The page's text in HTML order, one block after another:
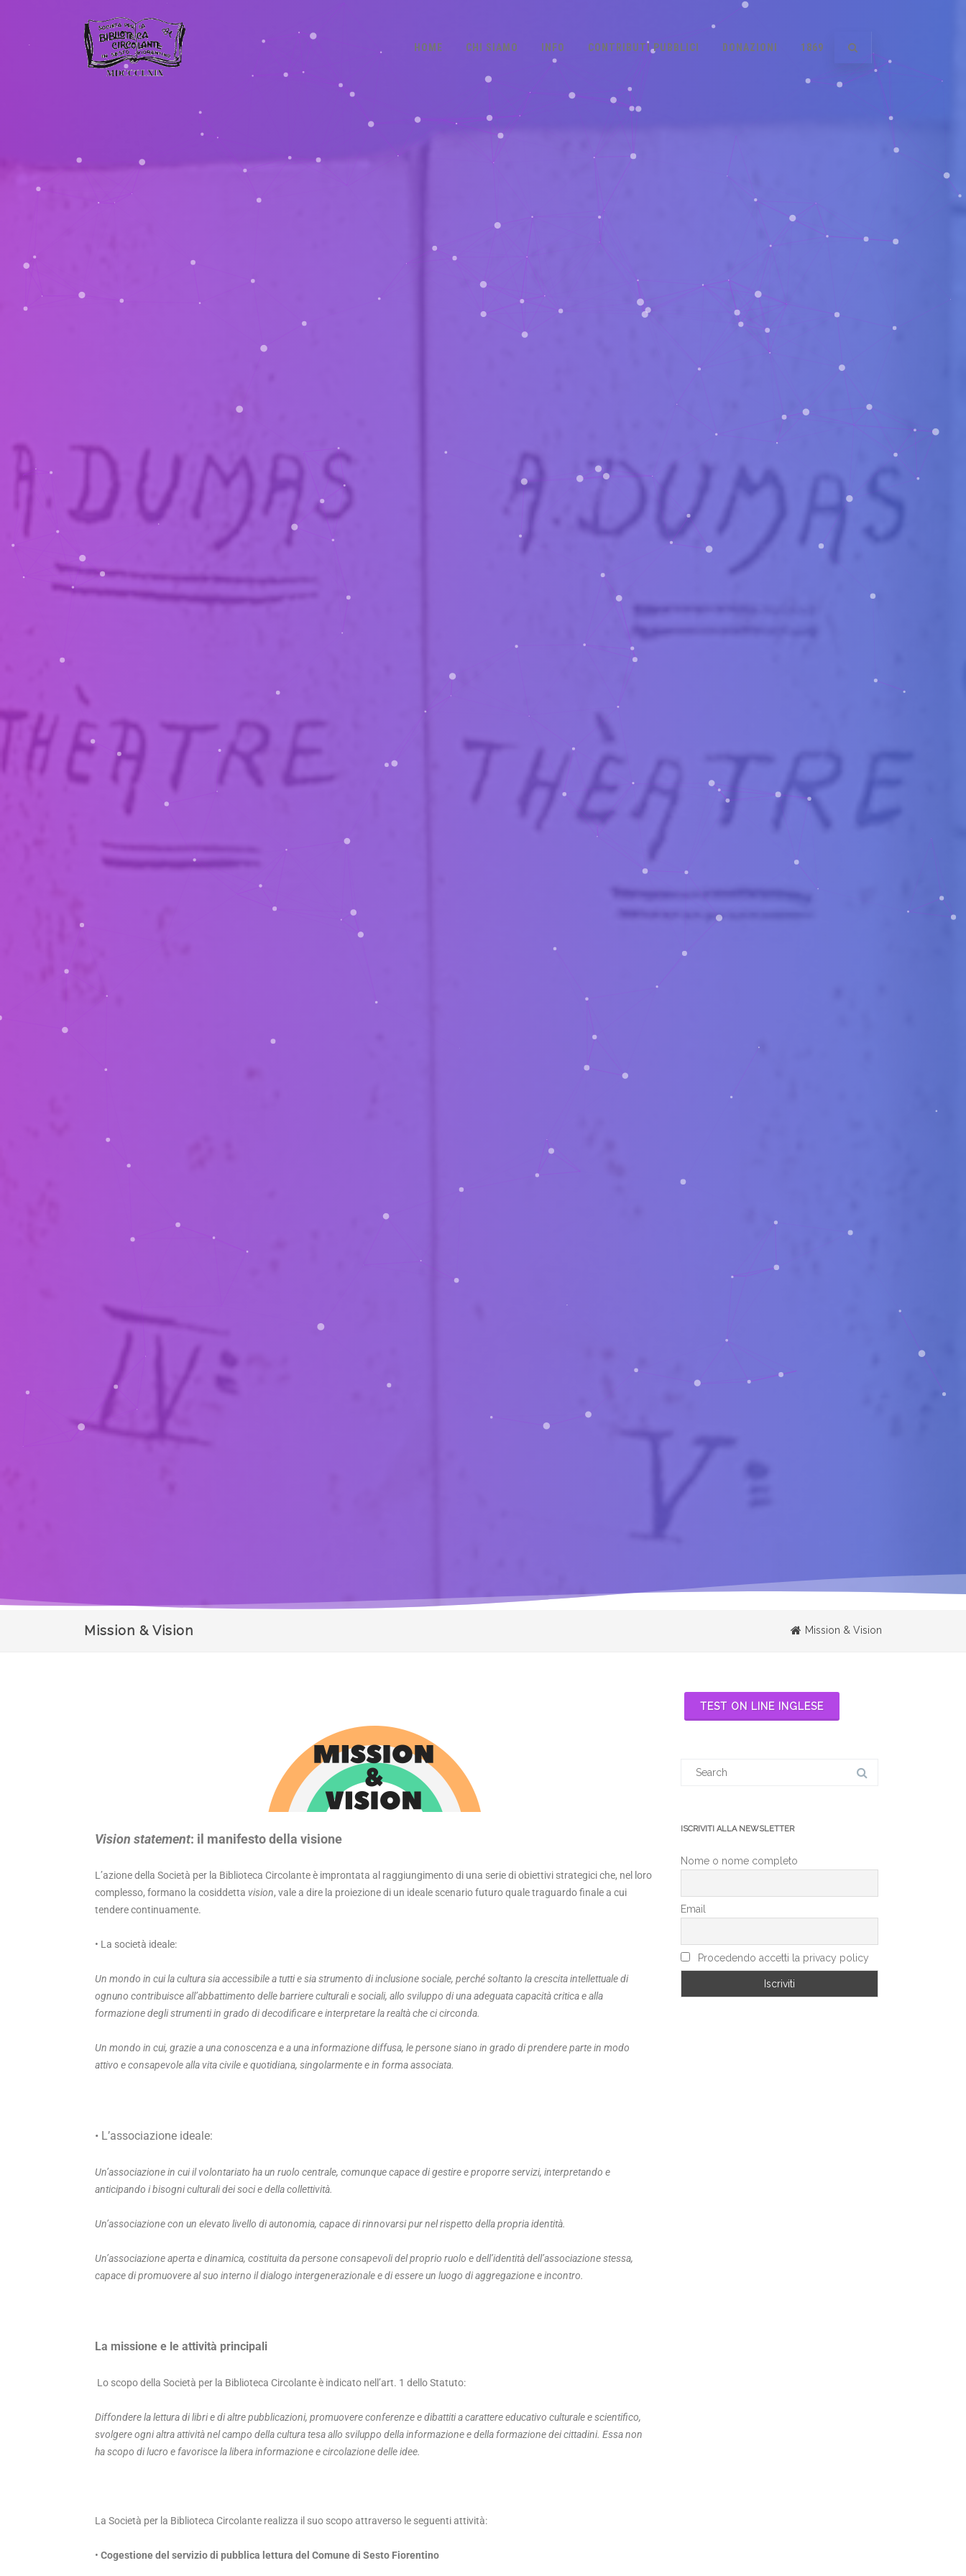
HOME CHI SIAMO INFO CONTRIBUTI PUBBLICI DONAZIONI 1869
Mission & Vision Mission & Vision
Vision statement: il manifesto della visione
L’azione della Società per la Biblioteca Circolante è improntata al raggiungimento di una serie di obiettivi strategici che, nel loro
complesso, formano la cosiddetta vision, vale a dire la proiezione di un ideale scenario futuro quale traguardo finale a cui
tendere continuamente.
• La società ideale:
Un mondo in cui la cultura sia accessibile a tutti e sia strumento di inclusione sociale, perché soltanto la crescita intellettuale di
ognuno contribuisce all’abbattimento delle barriere culturali e sociali, allo sviluppo di una adeguata capacità critica e alla
formazione degli strumenti in grado di decodificare e interpretare la realtà che ci circonda.
Un mondo in cui, grazie a una conoscenza e a una informazione diffusa, le persone siano in grado di prendere parte in modo
attivo e consapevole alla vita civile e quotidiana, singolarmente e in forma associata.
• L’associazione ideale:
Un’associazione in cui il volontariato ha un ruolo centrale, comunque capace di gestire e proporre servizi, interpretando e
anticipando i bisogni culturali dei soci e della collettività.
Un’associazione con un elevato livello di autonomia, capace di rinnovarsi pur nel rispetto della propria identità.
Un’associazione aperta e dinamica, costituita da persone consapevoli del proprio ruolo e dell’identità dell’associazione stessa,
capace di promuovere al suo interno il dialogo intergenerazionale e di essere un luogo di aggregazione e incontro.
La missione e le attività principali
Lo scopo della Società per la Biblioteca Circolante è indicato nell’art. 1 dello Statuto:
Diffondere la lettura di libri e di altre pubblicazioni, promuovere conferenze e dibattiti a carattere educativo culturale e scientifico,
svolgere ogni altra attività nel campo della cultura tesa allo sviluppo della informazione e della formazione dei cittadini. Essa non
ha scopo di lucro e favorisce la libera informazione e circolazione delle idee.
La Società per la Biblioteca Circolante realizza il suo scopo attraverso le seguenti attività:
• Cogestione del servizio di pubblica lettura del Comune di Sesto Fiorentino
TEST ON LINE INGLESE
ISCRIVITI ALLA NEWSLETTER
Nome o nome completo
Email
Procedendo accetti la privacy policy